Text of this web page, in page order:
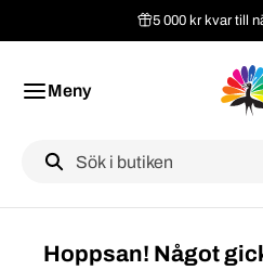
5 000 kr kvar till
Meny
Label
Hoppsan! Något